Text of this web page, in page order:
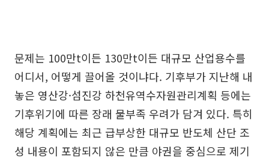
문제는 100만t이든 130만t이든 대규모 산업용수를
어디서, 어떻게 끌어올 것이냐다. 기후부가 지난해 내
놓은 영산강·섬진강 하천유역수자원관리계획 등에는
기후위기에 따른 장래 물부족 우려가 담겨 있다. 특히
해당 계획에는 최근 급부상한 대규모 반도체 산단 조
성 내용이 포함되지 않은 만큼 야권을 중심으로 제기